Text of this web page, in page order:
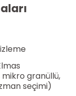
granüllü,
seçimi)